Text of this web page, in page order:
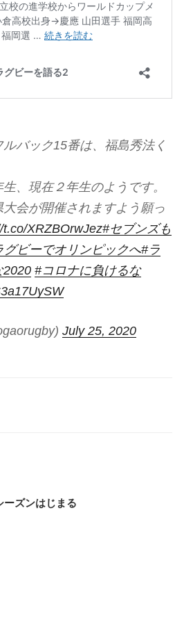
バック15番は、福島秀法く
、現在２年生のようです。
会が開催されますよう願っ
t.co/XRZBOrwJez#セブンズも
グビーでオリンピックへ#ラ
2020 #コロナに負けるな
July 25, 2020
ーズンはじまる